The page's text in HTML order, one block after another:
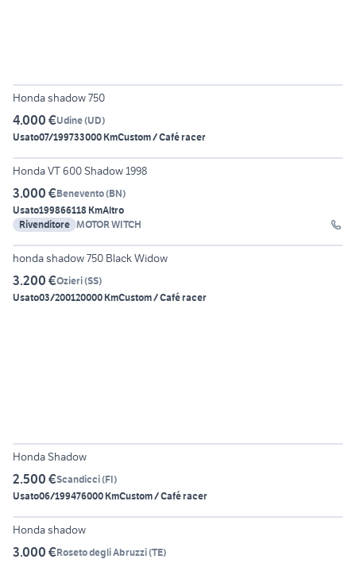
Honda shadow 750
4.000 €Udine(UD)
Usato07/199733000 KmCustom / Café racer
8
Honda VT 600 Shadow 1998
3.000 €Benevento(BN)
Usato199866118 KmAltro
Rivenditore MOTOR WITCH
6
honda shadow 750 Black Widow
3.200 €Ozieri(SS)
Usato03/200120000 KmCustom / Café racer
Honda Shadow
2.500 €Scandicci(FI)
Usato06/199476000 KmCustom / Café racer
2
Honda shadow
3.000 €Roseto degli Abruzzi(TE)